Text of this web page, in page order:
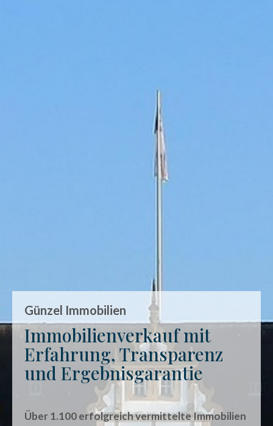
Günzel Immobilien
Immobilienverkauf mit
Erfahrung, Transparenz
und Ergebnisgarantie
Über 1.100 erfolgreich vermittelte Immobilien